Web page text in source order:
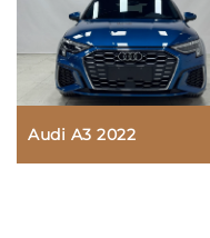
Audi A3 2022